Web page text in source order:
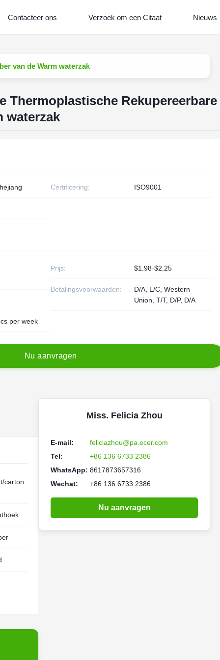
Contacteer ons Verzoek om een Citaat Nieuws
van de Warm waterzak
Thermoplastische Rekupereerbare
waterzak
Certificering: ISO9001
Prijs: $1.98-$2.25
Betalingsvoorwaarden:
D/A, L/C, Western
Union, T/T, D/P, D/A
per week
N u aanvragen
carton
Miss. Felicia Zhou
E-mail:
feliciazhou@pa.ecer.com
Tel:
+86 136 6733 2386
WhatsApp: 8617873657316
Wechat:
+86 136 6733 2386
Nu aanvragen